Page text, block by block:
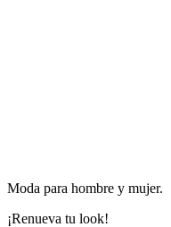
Moda para hombre y mujer.
¡Renueva tu look!